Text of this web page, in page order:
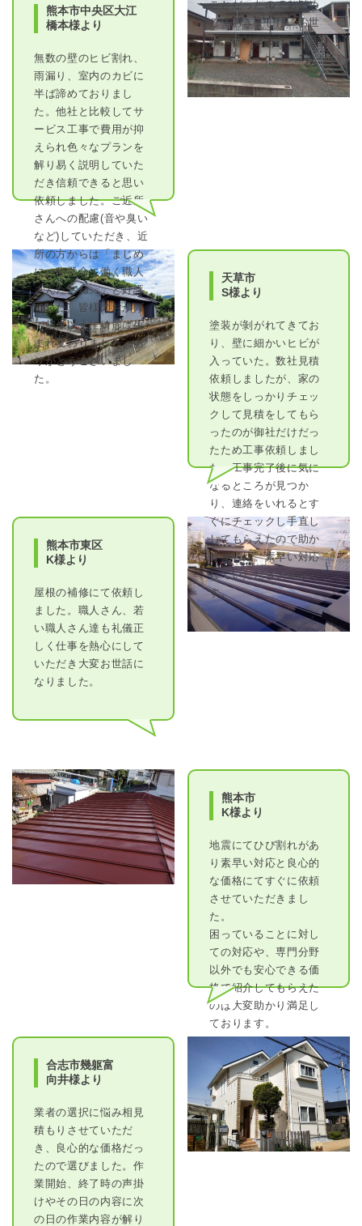
ことだったのでお勧め
しておきました。お世
話になりました。
熊本市中央区大江
橋本様より
無数の壁のヒビ割れ、
雨漏り、室内のカビに
半ば諦めておりまし
た。他社と比較してサ
ービス工事で費用が抑
えられ色々なプランを
解り易く説明していた
だき信頼できると思い
依頼しました。ご近所
さんへの配慮(音や臭い
など)していただき、近
所の方からは「まじめ
に一生懸命に働く職人
さんたちね。」と好評
でした。皆様のおかげ
で想像以上に綺麗に生
まれ変わりました。あ
りがとうございまし
た。
天草市
S様より
塗装が剝がれてきてお
り、壁に細かいヒビが
入っていた。数社見積
依頼しましたが、家の
状態をしっかりチェッ
クして見積をしてもら
ったのが御社だけだっ
たため工事依頼しまし
た。工事完了後に気に
なるところが見つか
り、連絡をいれるとす
ぐにチェックし手直し
してもらえたので助か
りました。素早い対応
していただき大満足で
す。
熊本市東区
K様より
屋根の補修にて依頼し
ました。職人さん、若
い職人さん達も礼儀正
しく仕事を熱心にして
いただき大変お世話に
なりました。
熊本市
K様より
地震にてひび割れがあ
り素早い対応と良心的
な価格にてすぐに依頼
させていただきまし
た。
困っていることに対し
ての対応や、専門分野
以外でも安心できる価
格で紹介してもらえた
のは大変助かり満足し
ております。
合志市幾躯富
向井様より
業者の選択に悩み相見
積もりさせていただ
き、良心的な価格だっ
たので選びました。作
業開始、終了時の声掛
けやその日の内容に次
の日の作業内容が解り